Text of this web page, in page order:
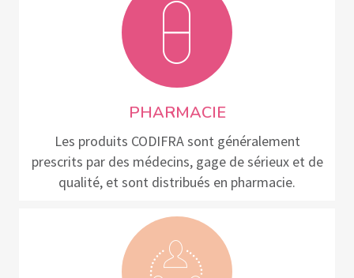
PHARMACIE
Les produits CODIFRA sont généralement
prescrits par des médecins, gage de sérieux et de
qualité, et sont distribués en pharmacie.